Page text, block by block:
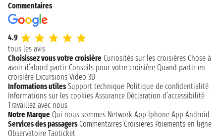
Commentaires
4.9
tous les avis
Choisissez vous votre croisière Curiosités sur les croisières Chose à
avoir d’abord partir Conseils pour votre croisière Quand partir en
croisière Excursions Video 3D
Informations utiles Support technique Politique de confidentialité
Informations sur les cookies Assurance Déclaration d’accessibilité
Travaillez avec nous
Notre Marque Qui nous sommes Network App Iphone App Android
Services des passagers Commentaires Croisières Paiements en ligne
Observatoire Taoticket